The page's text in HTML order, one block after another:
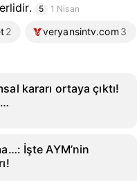
5 1 Nisan
2 veryansintv.com 3
kararı ortaya çıktı!
İşte AYM’nin